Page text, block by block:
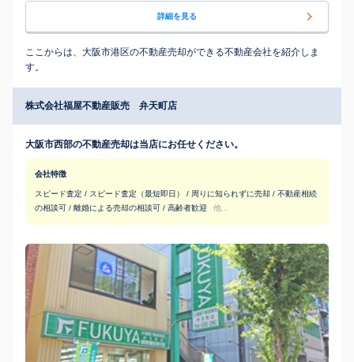
詳細を見る
ここからは、大阪市港区の不動産売却ができる不動産会社を紹介しま
す。
株式会社福屋不動産販売 弁天町店
大阪市西部の不動産売却は当店にお任せください。
会社特徴
スピード査定 / スピード査定（最短即日） / 周りに知られずに売却 / 不動産相続
の相談可 / 離婚による売却の相談可 / 高齢者歓迎
他...